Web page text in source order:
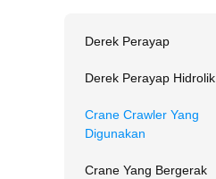
Derek Perayap
Derek Perayap Hidrolik
Crane Crawler Yang
Digunakan
Crane Yang Bergerak